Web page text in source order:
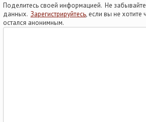
Поделитесь своей информацией. Не забывайте
данных. Зарегистрируйтесь, если вы не
остался анонимным.